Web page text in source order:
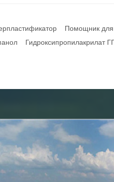
Помощник для
Гидроксипропилакрилат